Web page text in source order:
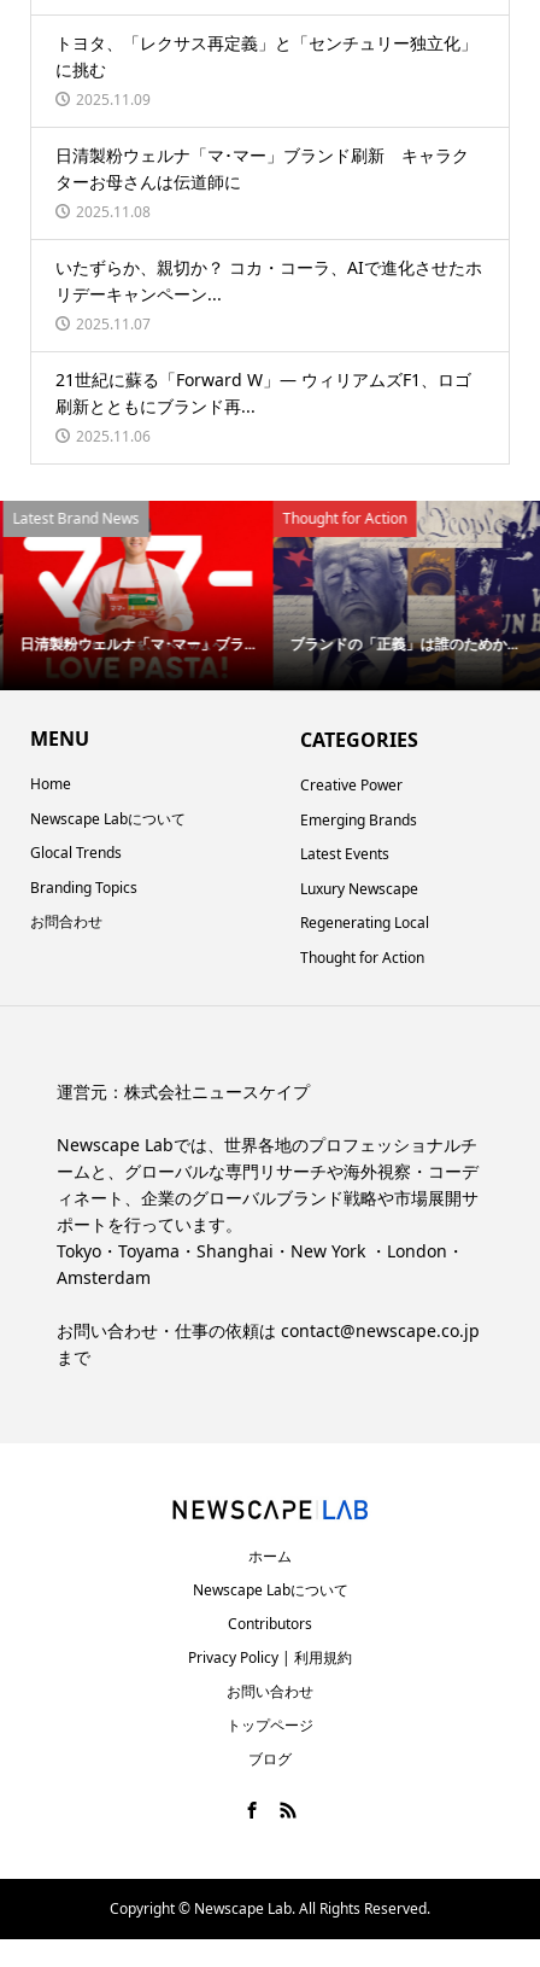
トヨタ、「レクサス再定義」と「センチュリー独立化」
に挑む
2025.11.09
日清製粉ウェルナ「マ･マー」ブランド刷新 キャラク
ターお母さんは伝道師に
2025.11.08
いたずらか、親切か？ コカ・コーラ、AIで進化させたホ
リデーキャンペーン...
2025.11.07
21世紀に蘇る「Forward W」― ウィリアムズF1、ロゴ
刷新とともにブランド再...
2025.11.06
Latest Brand News
日清製粉ウェルナ「マ･マー」ブラ...
Thought for Action
ブランドの「正義」は誰のためか...
MENU
Home
Newscape Labについて
Glocal Trends
Branding Topics
お問合わせ
CATEGORIES
Creative Power
Emerging Brands
Latest Events
Luxury Newscape
Regenerating Local
Thought for Action
運営元： 株式会社ニュースケイプ
Newscape Labでは、世界各地のプロフェッショナルチ
ームと、グローバルな専門リサーチや海外視察・コーデ
ィネート、企業のグローバルブランド戦略や市場展開サ
ポートを行っています。
Tokyo・Toyama・Shanghai・New York ・London・
Amsterdam
お問い合わせ・仕事の依頼は contact@newscape.co.jp
まで
ホーム
Newscape Labについて
Contributors
Privacy Policy | 利用規約
お問い合わせ
トップページ
ブログ
Copyright © Newscape Lab. All Rights Reserved.